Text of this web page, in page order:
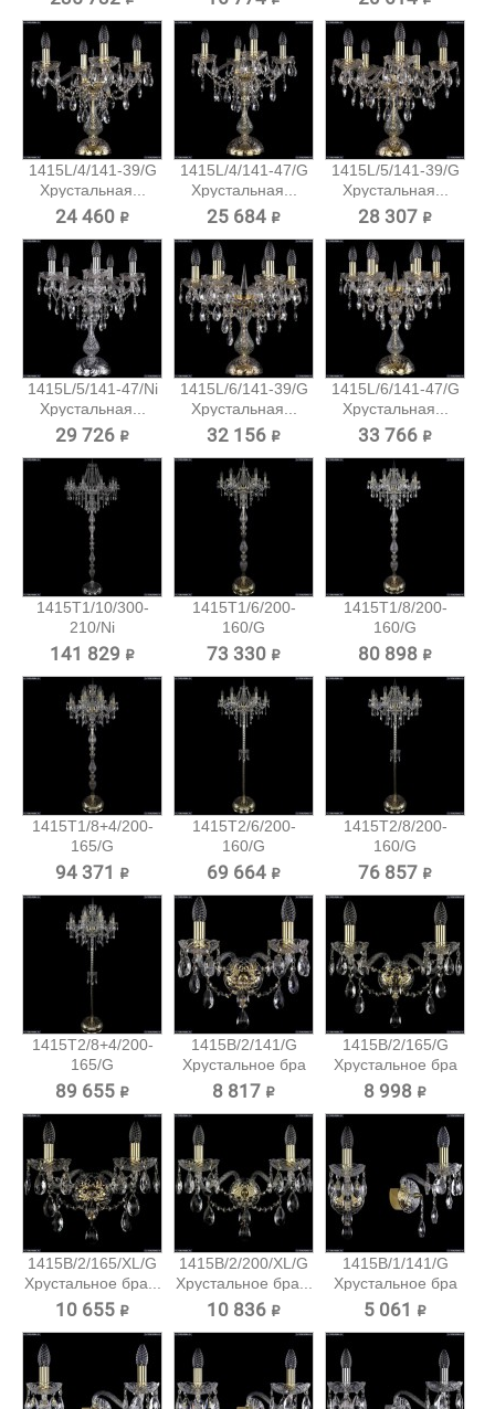
1415L/4/141-39/G
Хрустальная...
24 460 ₽
1415L/4/141-47/G
Хрустальная...
25 684 ₽
1415L/5/141-39/G
Хрустальная...
28 307 ₽
1415L/5/141-47/Ni
Хрустальная...
29 726 ₽
1415L/6/141-39/G
Хрустальная...
32 156 ₽
1415L/6/141-47/G
Хрустальная...
33 766 ₽
1415T1/10/300-
210/Ni
Хрустальный...
141 829 ₽
1415T1/6/200-
160/G
Хрустальный
73 330 ₽
1415T1/8/200-
160/G
Хрустальный
80 898 ₽
1415T1/8+4/200-
165/G
Хрустальный...
94 371 ₽
1415T2/6/200-
160/G
Хрустальный
69 664 ₽
1415T2/8/200-
160/G
Хрустальный
76 857 ₽
1415T2/8+4/200-
165/G
Хрустальный...
89 655 ₽
1415B/2/141/G
Хрустальное бра
Bohemia...
8 817 ₽
1415B/2/165/G
Хрустальное бра
Bohemia...
8 998 ₽
1415B/2/165/XL/G
Хрустальное бра...
10 655 ₽
1415B/2/200/XL/G
Хрустальное бра...
10 836 ₽
1415B/1/141/G
Хрустальное бра
Bohemia...
5 061 ₽